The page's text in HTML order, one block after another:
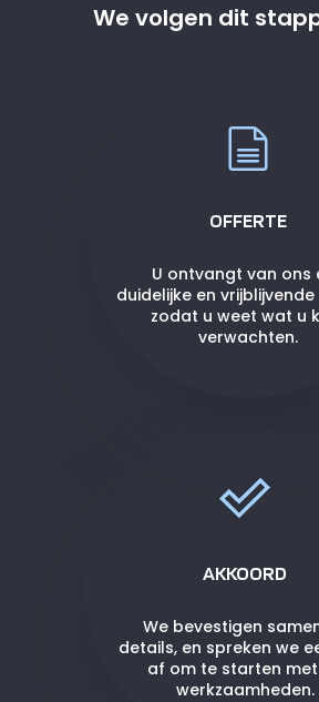
We volgen dit
OFFERTE
U ontvangt van ons
duidelijke en
zodat u weet wat u
verwachten.
AKKOORD
We bevestigen
details, en spreken we
af om te starten
werkzaamheden.